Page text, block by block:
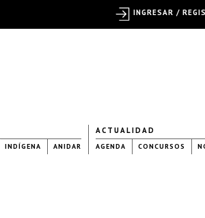
INDÍGENA ANIDAR
ACTUALIDAD
AGENDA CONCURSOS
INGRESAR /